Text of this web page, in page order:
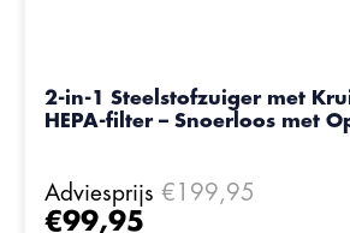
2-in-1 Steelstofzuiger met
HEPA-filter – Snoerloos met
Adviesprijs €199,95
€99,95